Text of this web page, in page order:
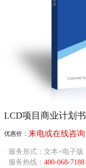
LCD项目商业计划书
优惠价： 来电或在线咨询
· 服务形式：文本+电子版
· 服务热线： 400-068-7188